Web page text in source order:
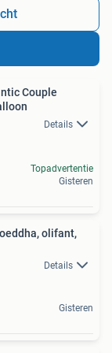
Couple
Details
Topadvertentie
Gisteren
olifant,
Details
Gisteren